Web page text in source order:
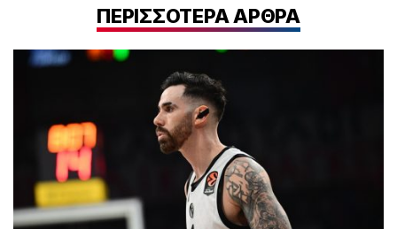
ΠΕΡΙΣΣΟΤΕΡΑ ΑΡΘΡΑ